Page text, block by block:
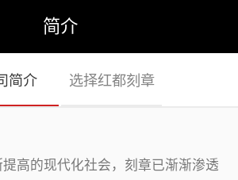
简介
简介 选择红都刻章
高的现代化社会，刻章已渐渐渗透